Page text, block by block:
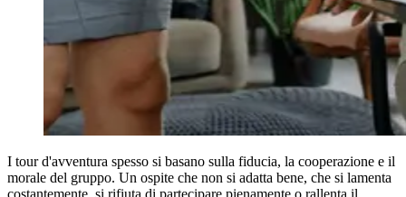
I tour d'avventura spesso si basano sulla fiducia, la cooperazione e il
morale del gruppo. Un ospite che non si adatta bene, che si lamenta
costantemente, si rifiuta di partecipare pienamente o rallenta il